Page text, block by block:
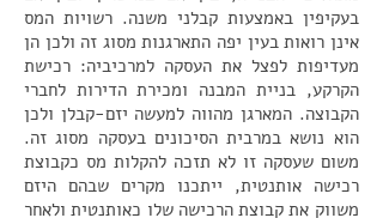
בעקיפין באמצעות קבלני משנה. רשויות המס
אינן רואות בעין יפה התארגנות מסוג זה ולכן הן
מעדיפות לפצל את העסקה למרכיביה: רכישת
הקרקע, בניית המבנה ומכירת הדירות לחברי
הקבוצה. המארגן מהווה למעשה יזם-קבלן ולכן
הוא נושא במרבית הסיכונים בעסקה מסוג זה.
משום שעסקה זו לא תזכה להקלות מס כקבוצת
רכישה אותנטית, ייתכנו מקרים שבהם היזם
משווק את קבוצת הרכישה שלו כאותנטית ולאחר